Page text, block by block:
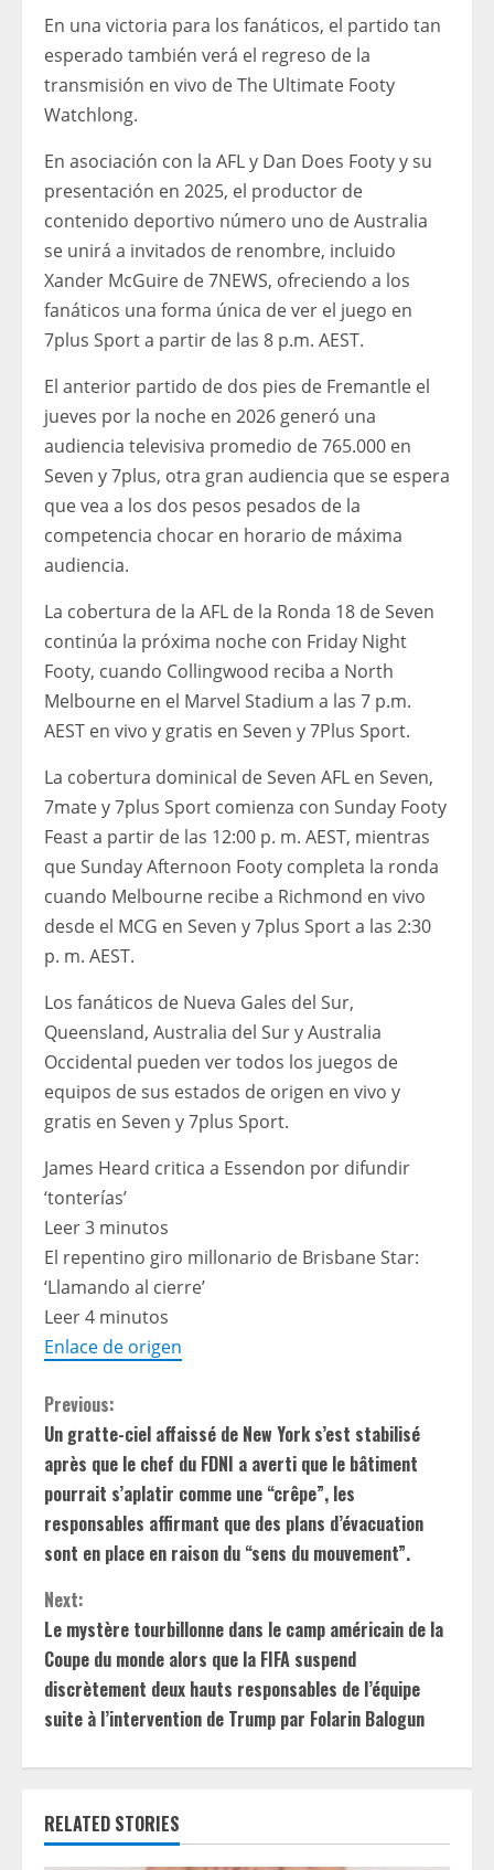
En una victoria para los fanáticos, el partido tan
esperado también verá el regreso de la
transmisión en vivo de The Ultimate Footy
Watchlong.
En asociación con la AFL y Dan Does Footy y su
presentación en 2025, el productor de
contenido deportivo número uno de Australia
se unirá a invitados de renombre, incluido
Xander McGuire de 7NEWS, ofreciendo a los
fanáticos una forma única de ver el juego en
7plus Sport a partir de las 8 p.m. AEST.
El anterior partido de dos pies de Fremantle el
jueves por la noche en 2026 generó una
audiencia televisiva promedio de 765.000 en
Seven y 7plus, otra gran audiencia que se espera
que vea a los dos pesos pesados ​​de la
competencia chocar en horario de máxima
audiencia.
La cobertura de la AFL de la Ronda 18 de Seven
continúa la próxima noche con Friday Night
Footy, cuando Collingwood reciba a North
Melbourne en el Marvel Stadium a las 7 p.m.
AEST en vivo y gratis en Seven y 7Plus Sport.
La cobertura dominical de Seven AFL en Seven,
7mate y 7plus Sport comienza con Sunday Footy
Feast a partir de las 12:00 p. m. AEST, mientras
que Sunday Afternoon Footy completa la ronda
cuando Melbourne recibe a Richmond en vivo
desde el MCG en Seven y 7plus Sport a las 2:30
p. m. AEST.
Los fanáticos de Nueva Gales del Sur,
Queensland, Australia del Sur y Australia
Occidental pueden ver todos los juegos de
equipos de sus estados de origen en vivo y
gratis en Seven y 7plus Sport.
James Heard critica a Essendon por difundir
‘tonterías’
Leer 3 minutos
El repentino giro millonario de Brisbane Star:
‘Llamando al cierre’
Leer 4 minutos
Enlace de origen
C
o
n
t
i
n
u
e
R
e
Previous:
Un gratte-ciel affaissé de New York s’est stabilisé
après que le chef du FDNI a averti que le bâtiment
pourrait s’aplatir comme une “crêpe”, les
responsables affirmant que des plans d’évacuation
sont en place en raison du “sens du mouvement”.
Next:
Le mystère tourbillonne dans le camp américain de la
Coupe du monde alors que la FIFA suspend
discrètement deux hauts responsables de l’équipe
suite à l’intervention de Trump par Folarin Balogun
RELATED STORIES